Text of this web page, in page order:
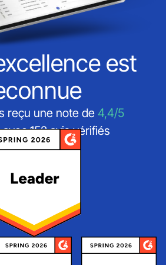
est
reçu une note de 4,4/5
152 avis vérifiés